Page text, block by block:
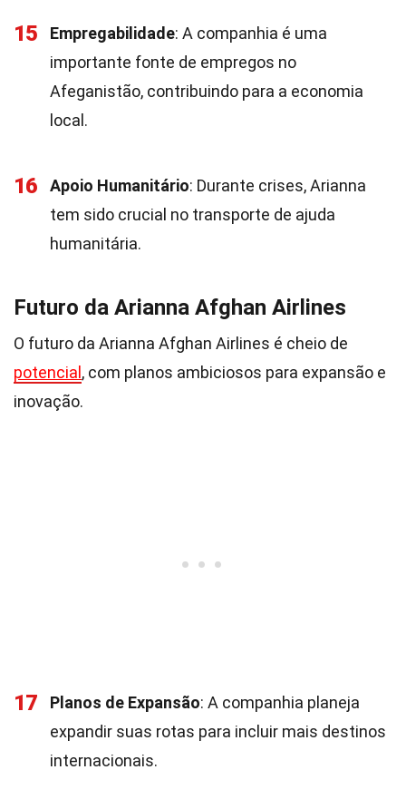
15 Empregabilidade: A companhia é uma
importante fonte de empregos no
Afeganistão, contribuindo para a economia
local.
16 Apoio Humanitário: Durante crises, Arianna
tem sido crucial no transporte de ajuda
humanitária.
Futuro da Arianna Afghan Airlines
O futuro da Arianna Afghan Airlines é cheio de
potencial , com planos ambiciosos para expansão e
inovação.
17 Planos de Expansão: A companhia planeja
expandir suas rotas para incluir mais destinos
internacionais.